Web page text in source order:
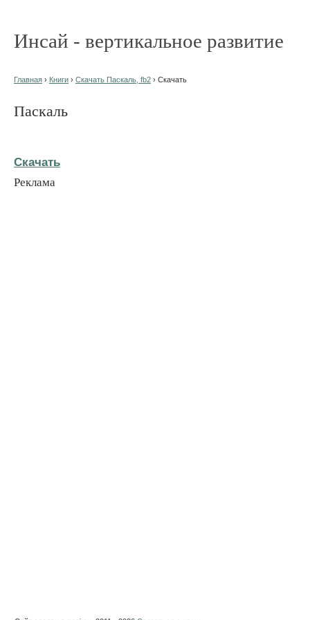
Инсай - вертикальное развитие
Главная › Книги › Скачать Паскаль, fb2 › Скачать
Паскаль
Скачать
Реклама